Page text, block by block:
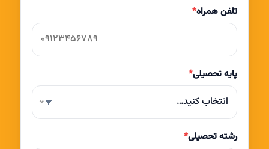
تلفن همراه*
پایه تحصیلی*
انتخاب کنید…
رشته تحصیلی*